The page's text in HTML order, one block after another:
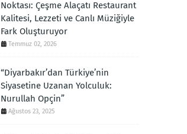
Noktası: Çeşme Alaçatı Restaurant
Kalitesi, Lezzeti ve Canlı Müziğiyle
Fark Oluşturuyor
Temmuz 02, 2026
“Diyarbakır’dan Türkiye’nin
Siyasetine Uzanan Yolculuk:
Nurullah Opçin”
Ağustos 23, 2025